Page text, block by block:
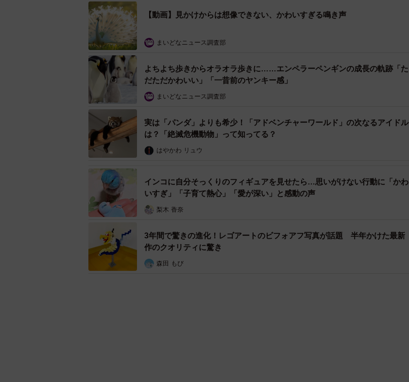
【動画】見かけからは想像できない、かわいすぎる鳴き声
まいどなニュース調査部
よちよち歩きからオラオラ歩きに……エンペラーペンギンの成長の軌跡「た
だただかわいい」「一昔前のヤンキー感」
まいどなニュース調査部
実は「パンダ」よりも希少！「アドベンチャーワールド」の次なるアイドル
は？「絶滅危機動物」って知ってる？
はやかわ リュウ
インコに自分そっくりのフィギュアを見せたら…思いがけない行動に「かわ
いすぎ」「子育て熱心」「愛が深い」と感動の声
梨木 香奈
3年間で驚きの進化！レゴアートのビフォアフ写真が話題 半年かけた最新
作のクオリティに驚き
森田 もび